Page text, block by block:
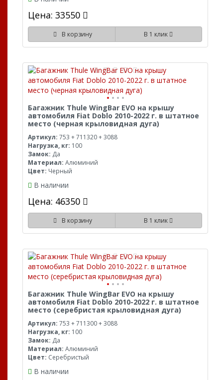
Цена: 33550
В корзину В 1 клик
Багажник Thule WingBar EVO на крышу
автомобиля Fiat Doblo 2010-2022 г. в штатное
место (черная крыловидная дуга)
Артикул: 753 + 711320 + 3088
Нагрузка, кг: 100
Замок: Да
Материал: Алюминий
Цвет: Черный
В наличии
Цена: 46350
В корзину В 1 клик
Багажник Thule WingBar EVO на крышу
автомобиля Fiat Doblo 2010-2022 г. в штатное
место (серебристая крыловидная дуга)
Артикул: 753 + 711300 + 3088
Нагрузка, кг: 100
Замок: Да
Материал: Алюминий
Цвет: Серебристый
В наличии